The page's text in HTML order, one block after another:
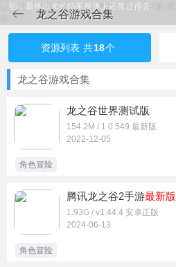
龙之谷游戏合集
切，最终出来的结果整体上还算过得去。
资源列表 共18个
龙之谷游戏合集
龙之谷世界测试版
154.2M / 1.0.549 最新版
2022-12-05
角色冒险
腾讯龙之谷2手游最新版
1.93G / v1.44.4 安卓正版
2024-06-13
角色冒险